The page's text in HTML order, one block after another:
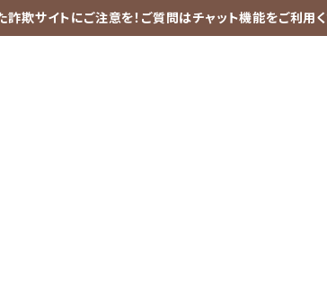
詐欺サイトにご注意を！ご質問はチャット機能をご利用